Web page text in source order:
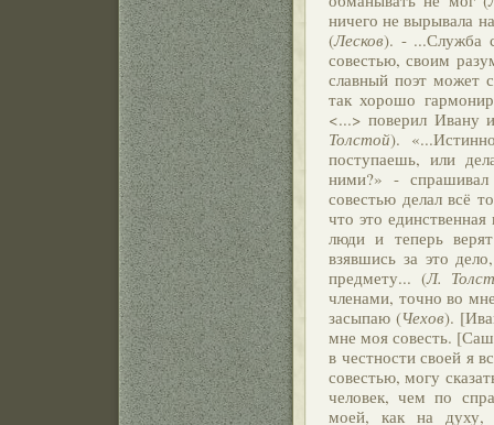
ничего не вырывала
(Лесков). - ...Служба
совестью, своим
славный поэт может
так хорошо
<...> поверил Ивану
Толстой).
поступаешь, или
ними?» -
совестью делал всё
что это
люди и теперь
взявшись за это
предмету... (Л.
членами, точно во
засыпаю (Чехов).
мне моя совесть.
в честности своей я
совестью, могу
человек, чем по
моей, как на духу,